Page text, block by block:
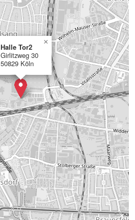
Halle Tor2
Girlitzweg 30
50829 Köln
×